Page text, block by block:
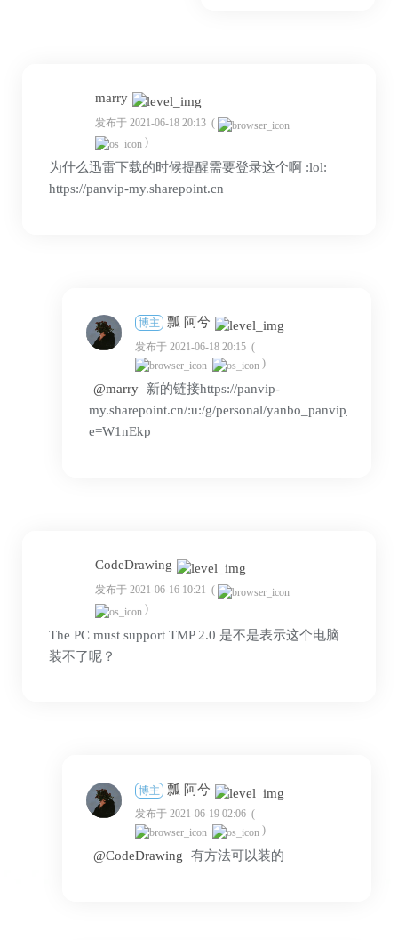
marry
发布于 2021-06-18 20:13 (
)
为什么迅雷下载的时候提醒需要登录这个啊 :lol:
https://panvip-my.sharepoint.cn
博主 瓢 阿兮
发布于 2021-06-18 20:15 (
)
@marry
新的链接https://panvip-
my.sharepoint.cn/:u:/g/personal/
e=W1nEkp
CodeDrawing
发布于 2021-06-16 10:21 (
)
The PC must support TMP 2.0 是不是表示这个电脑
装不了呢？
博主 瓢 阿兮
发布于 2021-06-19 02:06 (
)
@CodeDrawing 有方法可以装的